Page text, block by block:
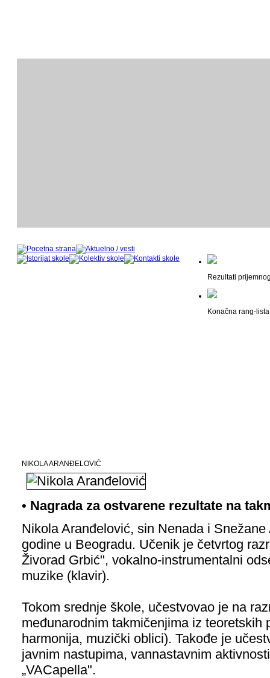
Rezultati
Konačna rang-
NIKOLA ARANĐELOVIĆ
• Nagrada za ostvarene rezultate na
Nikola Aranđelović, sin Nenada i
godine u Beogradu. Učenik je četvrtog
Živorad Grbić", vokalno-instrumentalni
muzike (klavir).
Tokom srednje škole, učestvovao je na
međunarodnim takmičenjima iz teoretskih
harmonija, muzički oblici). Takođe je
javnim nastupima, vannastavnim
„VACapella".